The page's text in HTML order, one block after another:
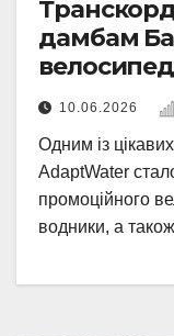
дамбам
10.06.2026
Одним із
AdaptWater
промоційного
водники, а